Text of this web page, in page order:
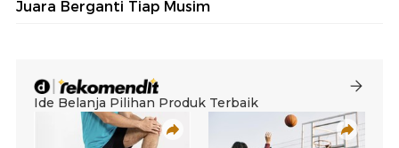
Juara Berganti Tiap Musim